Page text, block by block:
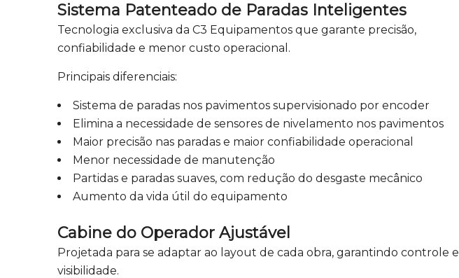
Sistema Patenteado de Paradas Inteligentes
Tecnologia exclusiva da C3 Equipamentos que garante precisão,
confiabilidade e menor custo operacional.
Principais diferenciais:
Sistema de paradas nos pavimentos supervisionado por encoder
Elimina a necessidade de sensores de nivelamento nos pavimentos
Maior precisão nas paradas e maior confiabilidade operacional
Menor necessidade de manutenção
Partidas e paradas suaves, com redução do desgaste mecânico
Aumento da vida útil do equipamento
Cabine do Operador Ajustável
Projetada para se adaptar ao layout de cada obra, garantindo controle e
visibilidade.